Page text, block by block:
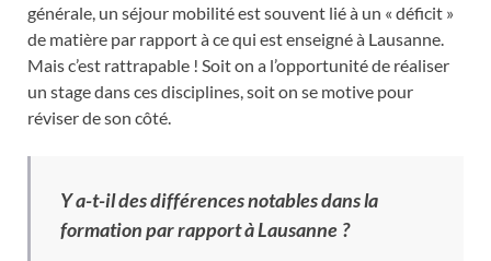
générale, un séjour mobilité est souvent lié à un « déficit »
de matière par rapport à ce qui est enseigné à Lausanne.
Mais c’est rattrapable ! Soit on a l’opportunité de réaliser
un stage dans ces disciplines, soit on se motive pour
réviser de son côté.
Y a-t-il des différences notables dans la
formation par rapport à Lausanne ?